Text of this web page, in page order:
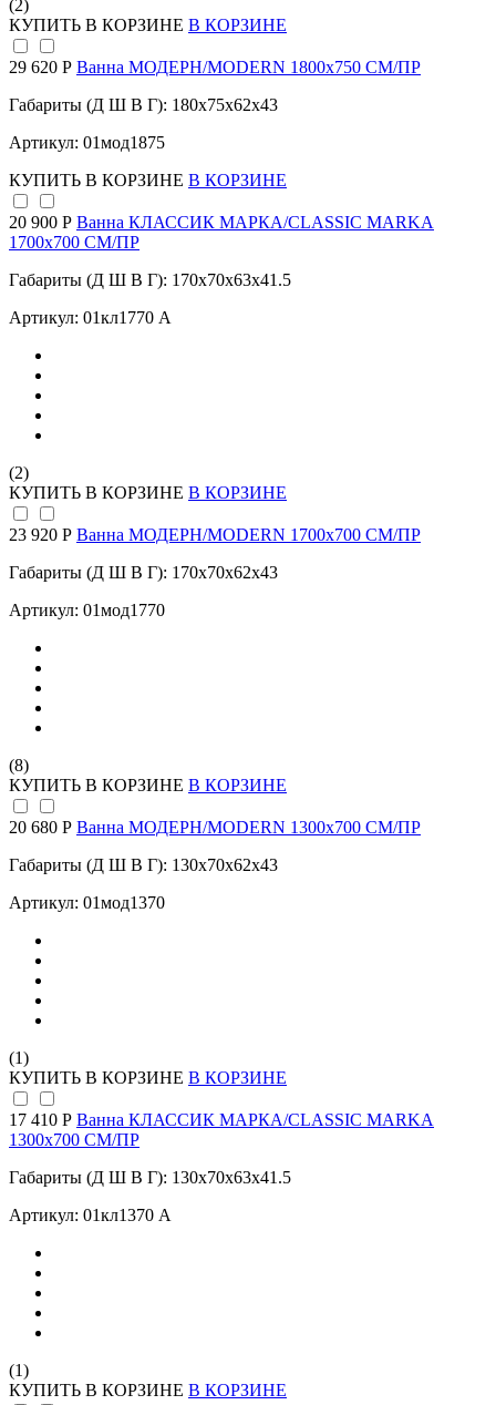
(2)
КУПИТЬ В КОРЗИНЕ В КОРЗИНЕ
29 620 Р Ванна МОДЕРН/MODERN 1800х750 СМ/ПР
Габариты (Д Ш В Г): 180x75x62x43
Артикул: 01мод1875
КУПИТЬ В КОРЗИНЕ В КОРЗИНЕ
20 900 Р Ванна КЛАССИК МАРКА/CLASSIC MARKA
1700х700 СМ/ПР
Габариты (Д Ш В Г): 170x70x63x41.5
Артикул: 01кл1770 А
(2)
КУПИТЬ В КОРЗИНЕ В КОРЗИНЕ
23 920 Р Ванна МОДЕРН/MODERN 1700х700 СМ/ПР
Габариты (Д Ш В Г): 170x70x62x43
Артикул: 01мод1770
(8)
КУПИТЬ В КОРЗИНЕ В КОРЗИНЕ
20 680 Р Ванна МОДЕРН/MODERN 1300х700 СМ/ПР
Габариты (Д Ш В Г): 130x70x62x43
Артикул: 01мод1370
(1)
КУПИТЬ В КОРЗИНЕ В КОРЗИНЕ
17 410 Р Ванна КЛАССИК МАРКА/CLASSIC MARKA
1300х700 СМ/ПР
Габариты (Д Ш В Г): 130x70x63x41.5
Артикул: 01кл1370 А
(1)
КУПИТЬ В КОРЗИНЕ В КОРЗИНЕ